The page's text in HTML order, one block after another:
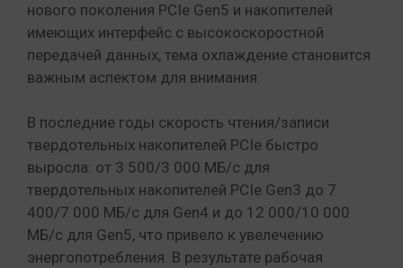
нового поколения PCIe Gen5 и накопителей
имеющих интерфейс с высокоскоростной
передачей данных, тема охлаждение становится
важным аспектом для внимания.
В последние годы скорость чтения/записи
твердотельных накопителей PCIe быстро
выросла: от 3 500/3 000 МБ/с для
твердотельных накопителей PCIe Gen3 до 7
400/7 000 МБ/с для Gen4 и до 12 000/10 000
МБ/с для Gen5, что привело к увелечению
энергопотребления. В результате рабочая